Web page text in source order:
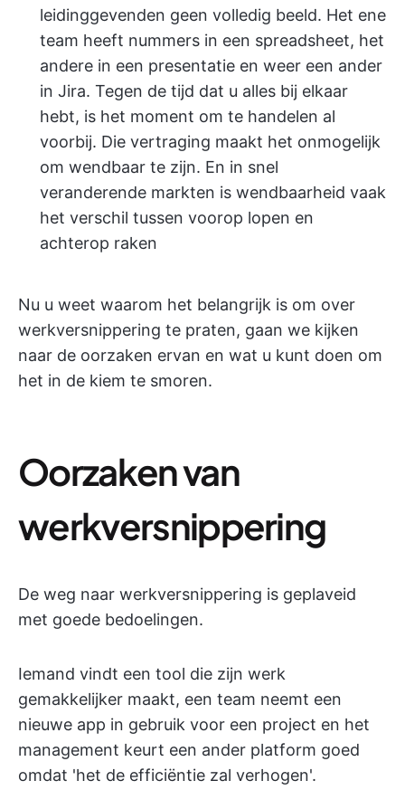
leidinggevenden geen volledig beeld. Het ene
team heeft nummers in een spreadsheet, het
andere in een presentatie en weer een ander
in Jira. Tegen de tijd dat u alles bij elkaar
hebt, is het moment om te handelen al
voorbij. Die vertraging maakt het onmogelijk
om wendbaar te zijn. En in snel
veranderende markten is wendbaarheid vaak
het verschil tussen voorop lopen en
achterop raken
Nu u weet waarom het belangrijk is om over
werkversnippering te praten, gaan we kijken
naar de oorzaken ervan en wat u kunt doen om
het in de kiem te smoren.
Oorzaken van
werkversnippering
De weg naar werkversnippering is geplaveid
met goede bedoelingen.
Iemand vindt een tool die zijn werk
gemakkelijker maakt, een team neemt een
nieuwe app in gebruik voor een project en het
management keurt een ander platform goed
omdat 'het de efficiëntie zal verhogen'.